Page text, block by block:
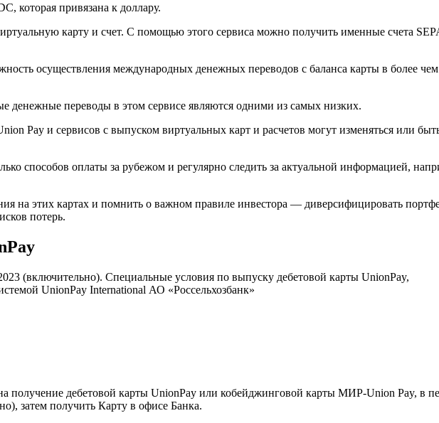
которая привязана к доллару.
карту и счет. С помощью этого сервиса можно получить именные счета
осуществления международных денежных переводов с баланса карты в более
денежные переводы в этом сервисе являются одними из самых низких.
Pay и сервисов с выпуском виртуальных карт и расчетов могут изменяться или
способов оплаты за рубежом и регулярно следить за актуальной информацией,
на этих картах и помнить о важном правиле инвестора — диверсифицировать
потерь.
(включительно). Специальные условия по выпуску дебетовой карты UnionPay,
UnionPay International АО «Россельхозбанк»
получение дебетовой карты UnionPay или кобейджинговой карты МИР-Union Pay, в
затем получить Карту в офисе Банка.